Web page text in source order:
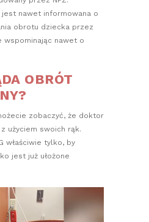
nawet informowana o
obrotu dziecka przez
wspominając nawet o
OBRÓT
zobaczyć, że doktor
użyciem swoich rąk.
właściwie tylko, by
jest już ułożone